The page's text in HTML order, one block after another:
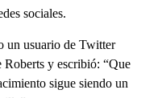
sociales.
un usuario de Twitter
y escribió: “Que
sigue siendo un